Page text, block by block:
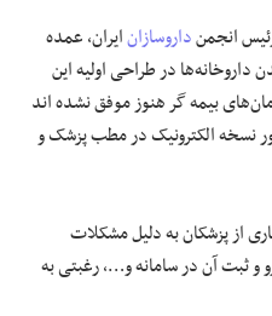
انجمنداروسازانایران، عمده
در طراحی اولیه این
بیمهگرهنوز موفق نشدهاند
نسخه الکترونیک در مطب پزشک و
از پزشکان به دلیل مشکلات
ثبت آن در سامانه و…، رغبتی به